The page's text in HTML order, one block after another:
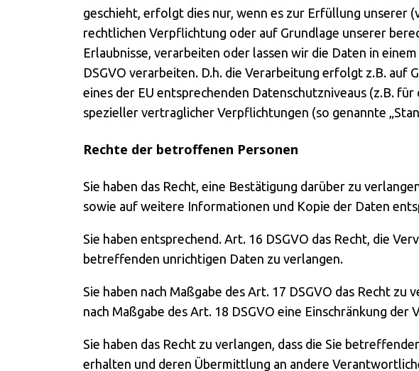
geschieht, erfolgt dies nur, wenn es zur Erfüllung
rechtlichen Verpflichtung oder auf Grundlage unserer
Erlaubnisse, verarbeiten oder lassen wir die Daten in
DSGVO verarbeiten. D.h. die Verarbeitung erfolgt z.B.
eines der EU entsprechenden Datenschutzniveaus (z.B.
spezieller vertraglicher Verpflichtungen (so genannte
Rechte der betroffenen Personen
Sie haben das Recht, eine Bestätigung darüber zu
sowie auf weitere Informationen und Kopie der Daten
Sie haben entsprechend. Art. 16 DSGVO das Recht, die
betreffenden unrichtigen Daten zu verlangen.
Sie haben nach Maßgabe des Art. 17 DSGVO das Recht
nach Maßgabe des Art. 18 DSGVO eine Einschränkung
Sie haben das Recht zu verlangen, dass die Sie
erhalten und deren Übermittlung an andere